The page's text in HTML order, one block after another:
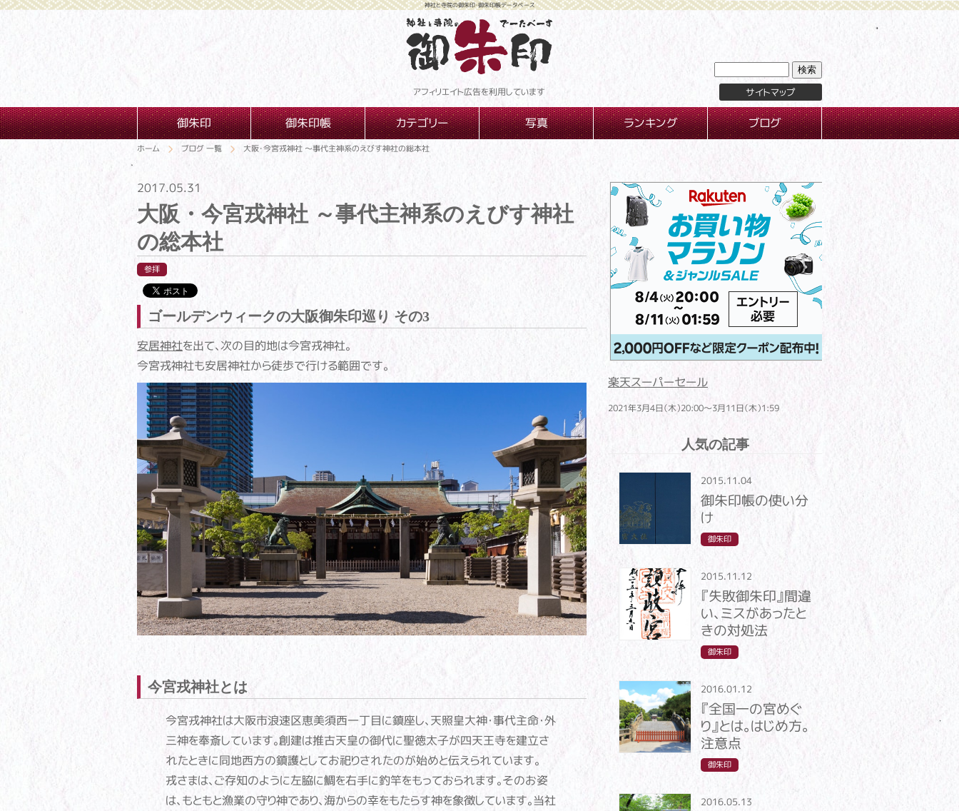
神社と寺院の御朱印・御朱印帳データベース
アフィリエイト広告を利用しています サイトマップ
御朱印 御朱印帳 カテゴリー 写真 ランキング ブログ
ホーム ブログ 一覧 大阪・今宮戎神社 ～事代主神系のえびす神社の総本社
2017.05.31
大阪・今宮戎神社 ～事代主神系のえびす神社
の総本社
参拝
ゴールデンウィークの大阪御朱印巡り その3
安居神社を出て、次の目的地は今宮戎神社。
今宮戎神社も安居神社から徒歩で行ける範囲です。
今宮戎神社とは
今宮戎神社は大阪市浪速区恵美須西一丁目に鎮座し、天照皇大神・事代主命・外
三神を奉斎しています。創建は推古天皇の御代に聖徳太子が四天王寺を建立さ
れたときに同地西方の鎮護としてお祀りされたのが始めと伝えられています。
戎さまは、ご存知のように左脇に鯛を右手に釣竿をもっておられます。そのお姿
は、もともと漁業の守り神であり、海からの幸をもたらす神を象徴しています。当社
楽天スーパーセール
2021年3月4日（木）20:00～3月11日（木）1:59
人気の記事
2015.11.04
御朱印帳の使い分
け
御朱印
2015.11.12
『失敗御朱印』間違
い、ミスがあったと
きの対処法
御朱印
2016.01.12
『全国一の宮めぐ
り』とは。はじめ方。
注意点
御朱印
2016.05.13